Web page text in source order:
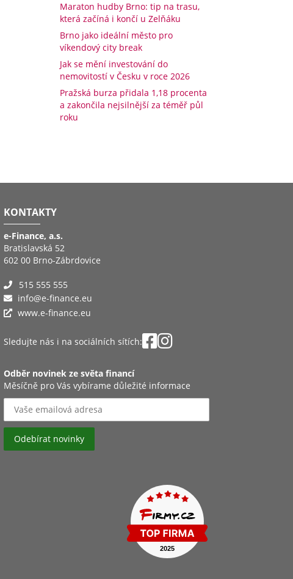
Maraton hudby Brno: tip na trasu,
která začíná i končí u Zelňáku
Brno jako ideální město pro
víkendový city break
Jak se mění investování do
nemovitostí v Česku v roce 2026
Pražská burza přidala 1,18 procenta
a zakončila nejsilnější za téměř půl
roku
KONTAKTY
e-Finance, a.s.
Bratislavská 52
602 00 Brno-Zábrdovice
515 555 555
info@e-finance.eu
www.e-finance.eu
Sledujte nás i na sociálních sítích:
Odběr novinek ze světa financí
Měsíčně pro Vás vybírame důležité informace